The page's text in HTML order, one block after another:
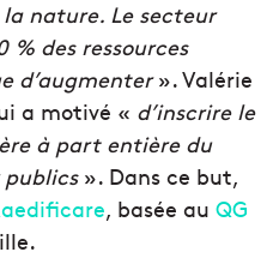
nature. Le secteur
des ressources
d’augmenter». Valérie
a motivé « d’inscrire le
à part entière du
». Dans ce but,
, basée au QG